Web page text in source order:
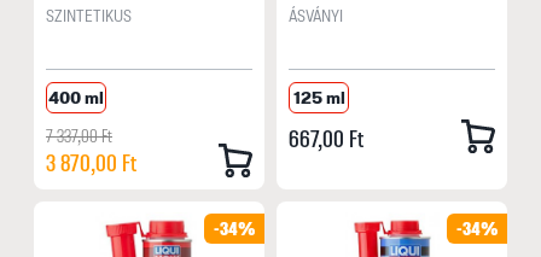
SZINTETIKUS
400 ml
7 337,00 Ft
3 870,00 Ft
ÁSVÁNYI
125 ml
667,00 Ft
-34% -34%